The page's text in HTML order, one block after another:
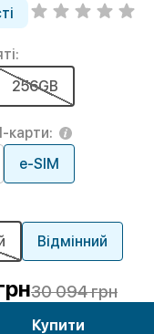
256GB
карти:
e-SIM
Відмінний
30 094 грн
Купити